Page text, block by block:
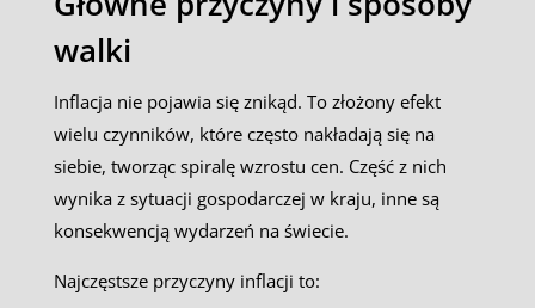
walki
Inflacja nie pojawia się znikąd. To złożony efekt
wielu czynników, które często nakładają się na
siebie, tworząc spiralę wzrostu cen. Część z nich
wynika z sytuacji gospodarczej w kraju, inne są
konsekwencją wydarzeń na świecie.
Najczęstsze przyczyny inflacji to: